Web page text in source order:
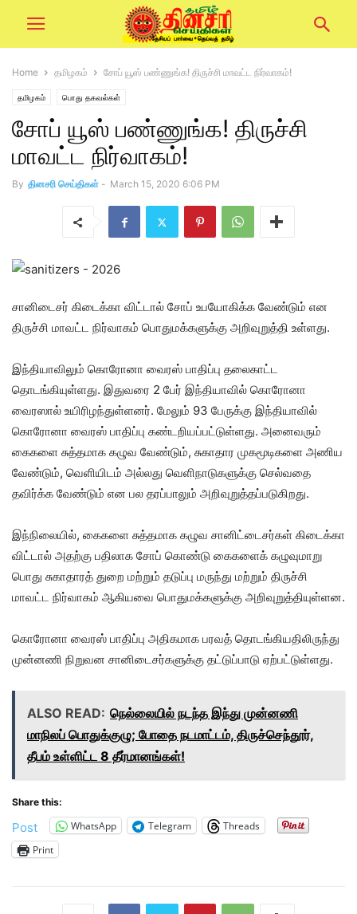
Home தமிழகம் சோப் யூஸ் பண்ணுங்க! திருச்சி மாவட்ட நிர்வாகம்!
தமிழகம் பொது தகவல்கள்
சோப் யூஸ் பண்ணுங்க! திருச்சி
மாவட்ட நிர்வாகம்!
By தினசரி செய்திகள் - March 15, 2020 6:06 PM
சானிடைசர் கிடைக்கா விட்டால் சோப் உபயோகிக்க வேண்டும் என
திருச்சி மாவட்ட நிர்வாகம் பொதுமக்களுக்கு அறிவுறுத்தி உள்ளது.
இந்தியாவிலும் கொரோனா வைரஸ் பாதிப்பு தலைகாட்ட
தொடங்கியுள்ளது. இதுவரை 2 பேர் இந்தியாவில் கொரோனா
வைரஸால் உயிரிழந்துள்ளனர். மேலும் 93 பேருக்கு இந்தியாவில்
கொரோனா வைரஸ் பாதிப்பு கண்டறியப்பட்டுள்ளது. அனைவரும்
கைகளை சுத்தமாக கழுவ வேண்டும், சுகாதார முகமூடிகளை அணிய
வேண்டும், வெளியிடம் அல்லது வெளிநாடுகளுக்கு செல்வதை
தவிர்க்க வேண்டும் என பல தரப்பாலும் அறிவுறுத்தப்படுகிறது.
இந்நிலையில், கைகளை சுத்தமாக கழுவ சானிட்டைசர்கள் கிடைக்கா
விட்டால் அதற்கு பதிலாக சோப் கொண்டு கைகளைக் கழுவுமாறு
பொது சுகாதாரத் துறை மற்றும் தடுப்பு மருந்து மற்றும் திருச்சி
மாவட்ட நிர்வாகம் ஆகியவை பொதுமக்களுக்கு அறிவுறுத்தியுள்ளன.
கொரோனா வைரஸ் பாதிப்பு அதிகமாக பரவத் தொடங்கியதிலிருந்து
முன்னணி நிறுவன சானிடைசர்களுக்கு தட்டுப்பாடு ஏற்பட்டுள்ளது.
ALSO READ: நெல்லையில் நடந்த இந்து முன்னணி
மாநிலப் பொதுக்குழு; போதை நடமாட்டம், திருச்செந்தூர்,
தீபம் உள்ளிட்ட 8 தீர்மானங்கள்!
Share this:
Post WhatsApp Telegram
Threads
Print